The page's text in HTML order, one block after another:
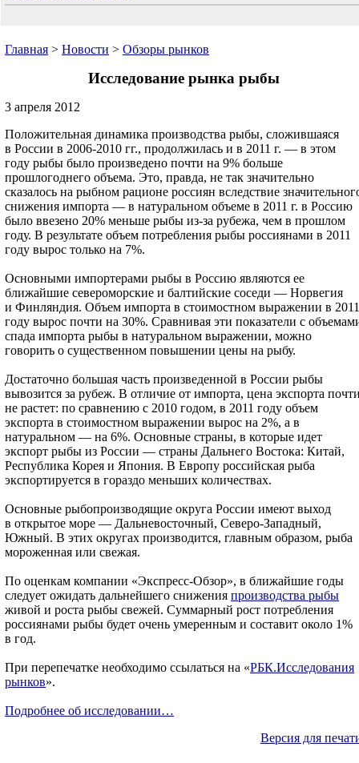
Главная > Новости > Обзоры рынков
Исследование рынка рыбы
3 апреля 2012
Положительная динамика производства рыбы, сложившаяся
в России в 2006-2010 гг., продолжилась и в 2011 г. — в этом
году рыбы было произведено почти на 9% больше
прошлогоднего объема. Это, правда, не так значительно
сказалось на рыбном рационе россиян вследствие
снижения импорта — в натуральном объеме в 2011 г. в Россию
было ввезено 20% меньше рыбы из-за рубежа, чем в прошлом
году. В результате объем потребления рыбы россиянами в 2011
году вырос только на 7%.
Основными импортерами рыбы в Россию являются ее
ближайшие североморские и балтийские соседи — Норвегия
и Финляндия. Объем импорта в стоимостном выражении в 2011
году вырос почти на 30%. Сравнивая эти показатели с
спада импорта рыбы в натуральном выражении, можно
говорить о существенном повышении цены на рыбу.
Достаточно большая часть произведенной в России рыбы
вывозится за рубеж. В отличие от импорта, цена экспорта
не растет: по сравнению с 2010 годом, в 2011 году объем
экспорта в стоимостном выражении вырос на 2%, а в
натуральном — на 6%. Основные страны, в которые идет
экспорт рыбы из России — страны Дальнего Востока: Китай,
Республика Корея и Япония. В Европу российская рыба
экспортируется в гораздо меньших количествах.
Основные рыбопроизводящие округа России имеют выход
в открытое море — Дальневосточный, Северо-Западный,
Южный. В этих округах производится, главным образом, рыба
мороженная или свежая.
По оценкам компании «Экспресс-Обзор», в ближайшие годы
следует ожидать дальнейшего снижения производства рыбы
живой и роста рыбы свежей. Суммарный рост потребления
россиянами рыбы будет очень умеренным и составит около 1%
в год.
При перепечатке необходимо ссылаться на «РБК.Исследования
рынков».
Подробнее об исследовании…
Версия для